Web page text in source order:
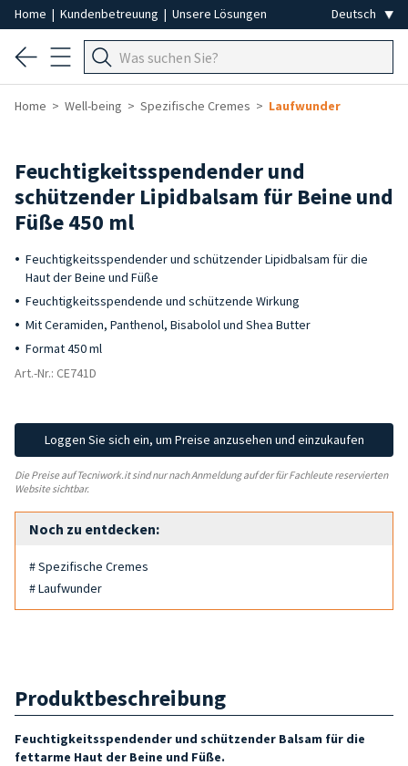
Home | Kundenbetreuung | Unsere Lösungen
Home Well-being Spezifische Cremes Laufwunder
Feuchtigkeitsspendender und
schützender Lipidbalsam für Beine und
Füße 450 ml
Feuchtigkeitsspendender und schützender Lipidbalsam für die
Haut der Beine und Füße
Feuchtigkeitsspendende und schützende Wirkung
Mit Ceramiden, Panthenol, Bisabolol und Shea Butter
Format 450 ml
Art.-Nr.: CE741D
Loggen Sie sich ein, um Preise anzusehen und einzukaufen
Die Preise auf Tecniwork.it sind nur nach Anmeldung auf der für Fachleute reservierten
Website sichtbar.
Noch zu entdecken:
# Spezifische Cremes
# Laufwunder
Produktbeschreibung
Feuchtigkeitsspendender und schützender Balsam für die
fettarme Haut der Beine und Füße.